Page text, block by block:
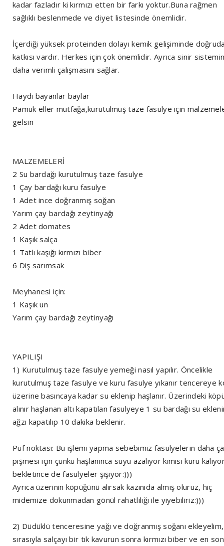
kadar fazladır ki kırmızı etten bir farkı yoktur.Buna rağmen
sağlıklı beslenmede ve diyet listesinde önemlidir.
İçerdiği yüksek proteinden dolayı kemik gelişiminde
katkısı vardır. Herkes için çok önemlidir. Ayrıca sinir
daha verimli çalışmasını sağlar.
Haydi bayanlar baylar
Pamuk eller mutfağa,kurutulmuş taze fasulye için
gelsin
MALZEMELERİ
2 Su bardağı kurutulmuş taze fasulye
1 Çay bardağı kuru fasulye
1 Adet ince doğranmış soğan
Yarım çay bardağı zeytinyağı
2 Adet domates
1 Kaşık salça
1 Tatlı kaşığı kırmızı biber
6 Diş sarımsak
Meyhanesi için:
1 Kaşık un
Yarım çay bardağı zeytinyağı
YAPILIŞI
1) Kurutulmuş taze fasulye yemeği nasıl yapılır. Öncelikle
kurutulmuş taze fasulye ve kuru fasulye yıkanır tencereye
üzerine basıncaya kadar su eklenip haşlanır. Üzerindeki
alınır haşlanan altı kapatılan fasulyeye 1 su bardağı su
ağzı kapatılıp 10 dakika beklenir.
Püf noktası: Bu işlemi yapma sebebimiz fasulyelerin daha
pişmesi için çünkü haşlanınca suyu azalıyor kimisi kuru
bekletince de fasulyeler şişiyor:)))
Ayrıca üzerinin köpüğünü alırsak kazınıda almış oluruz, hiç
midemize dokunmadan gönül rahatlılığı ile yiyebiliriz:)))
2) Düdüklü tenceresine yağı ve doğranmış soğanı ekleyelim,
sırasıyla salçayı bir tık kavurun sonra kırmızı biber ve en son